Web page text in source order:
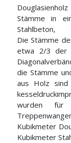
Stämme in
Stahlbeton,
Die Stämme
etwa 2/3 der
die Stämme
aus Holz sind
wurden für
Kubikmeter
Kubikmeter